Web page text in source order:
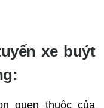
xe buýt
quen thuộc của